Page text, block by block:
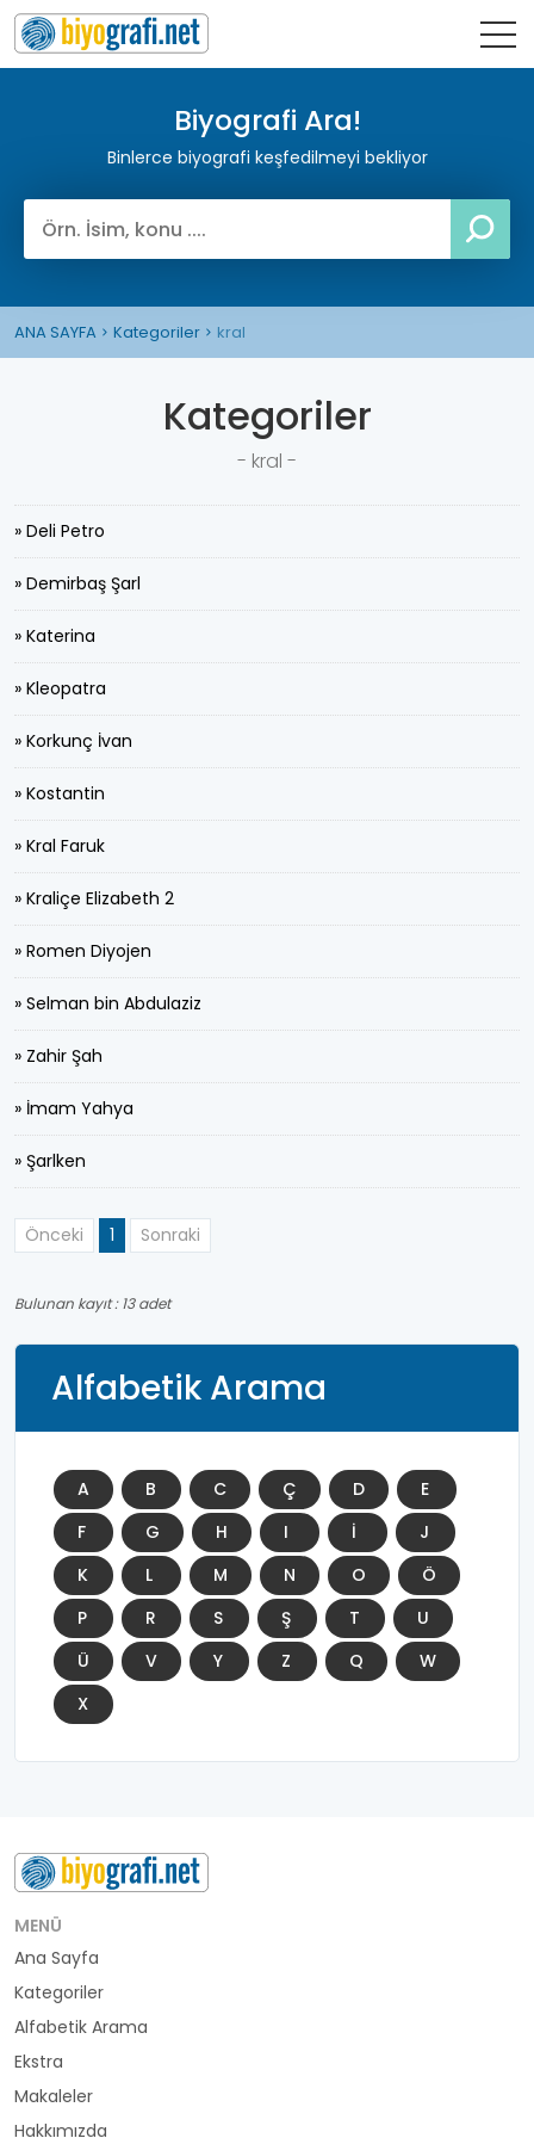
Biyografi Ara!
Binlerce biyografi keşfedilmeyi bekliyor
ANA SAYFA Kategoriler kral
Kategoriler
- kral -
» Deli Petro
» Demirbaş Şarl
» Katerina
» Kleopatra
» Korkunç İvan
» Kostantin
» Kral Faruk
» Kraliçe Elizabeth 2
» Romen Diyojen
» Selman bin Abdulaziz
» Zahir Şah
» İmam Yahya
» Şarlken
Önceki 1 Sonraki
Bulunan kayıt : 13 adet
Alfabetik Arama
A B C Ç D
E
F
G H I İ
J
K
L M N O
Ö
P
R S Ş T
U
Ü
V Y Z Q
W
X
MENÜ
Ana Sayfa
Kategoriler
Alfabetik Arama
Ekstra
Makaleler
Hakkımızda